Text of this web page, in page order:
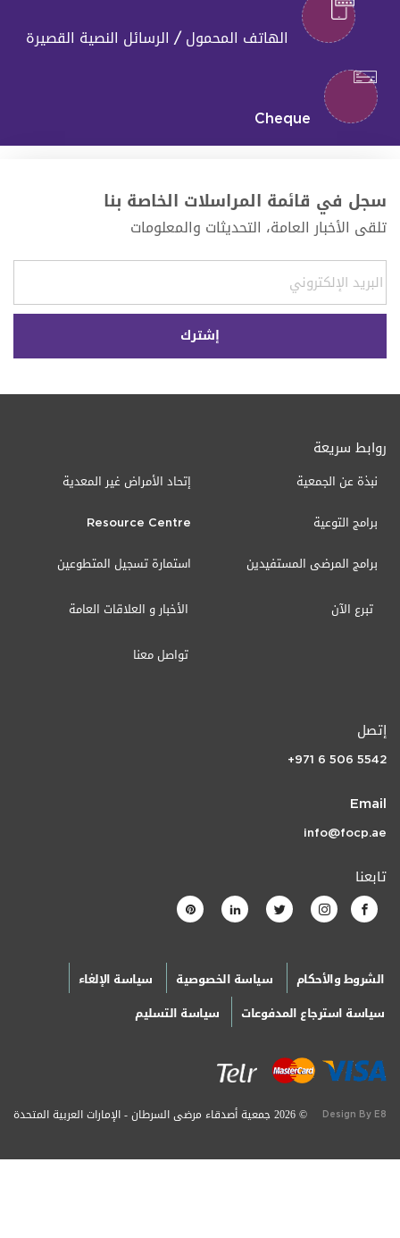
الهاتف المحمول / الرسائل النصية القصيرة
Cheque
سجل في قائمة المراسلات الخاصة بنا
تلقى الأخبار العامة، التحديثات والمعلومات
روابط سريعة
نبذة عن الجمعية
برامج التوعية
برامج المرضى المستفيدين
إتحاد الأمراض غير المعدية
Resource Centre
استمارة تسجيل المتطوعين
الأخبار و العلاقات العامة تبرع الآن
تواصل معنا
إتصل
+971 6 506 5542
Email
info@focp.ae
تابعنا
الشروط والأحكام سياسة الخصوصية
سياسة الإلغاء
سياسة استرجاع المدفوعات
سياسة التسليم
Design By E8 © 2026 جمعية أصدقاء مرضى السرطان - الإمارات العربية المتحدة